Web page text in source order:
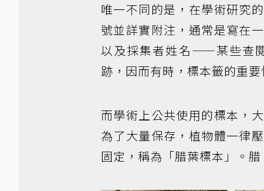
唯一不同的是，在學術研究
號並詳實附注，通常是寫在
以及採集者姓名——某些查
跡，因而有時，標本籤的重
而學術上公共使用的標本，
為了大量保存，植物體一律
固定，稱為「腊葉標本」。